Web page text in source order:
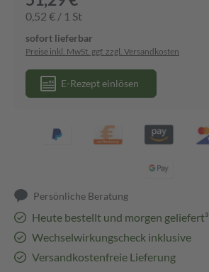
0,52 € / 1 St
sofort lieferbar
Preise inkl. MwSt. ggf. zzgl. Versandkosten
E-Rezept einlösen
Persönliche Beratung
Heute bestellt und morgen geliefert³
Wechselwirkungscheck inklusive
Versandkostenfreie Lieferung